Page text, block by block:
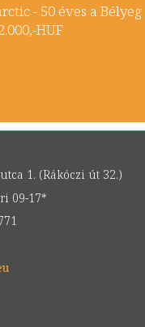
- 50 éves a
HUF
1. (Rákóczi út 32.)
09-17*